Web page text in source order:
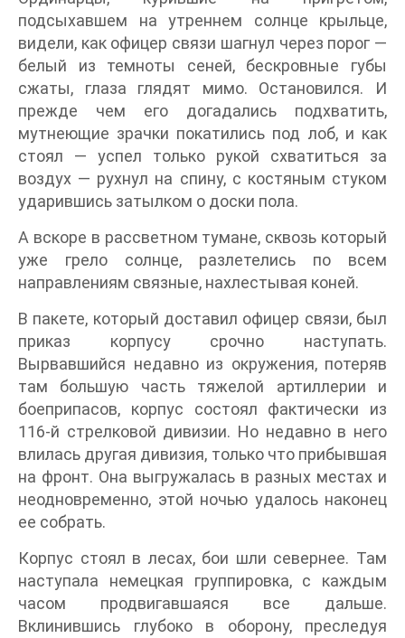
подсыхавшем на утреннем солнце крыльце,
видели, как офицер связи шагнул через порог —
белый из темноты сеней, бескровные губы
сжаты, глаза глядят мимо. Остановился. И
прежде чем его догадались подхватить,
мутнеющие зрачки покатились под лоб, и как
стоял — успел только рукой схватиться за
воздух — рухнул на спину, с костяным стуком
ударившись затылком о доски пола.
А вскоре в рассветном тумане, сквозь который
уже грело солнце, разлетелись по всем
направлениям связные, нахлестывая коней.
В пакете, который доставил офицер связи, был
приказ корпусу срочно наступать.
Вырвавшийся недавно из окружения, потеряв
там большую часть тяжелой артиллерии и
боеприпасов, корпус состоял фактически из
116-й стрелковой дивизии. Но недавно в него
влилась другая дивизия, только что прибывшая
на фронт. Она выгружалась в разных местах и
неодновременно, этой ночью удалось наконец
ее собрать.
Корпус стоял в лесах, бои шли севернее. Там
наступала немецкая группировка, с каждым
часом продвигавшаяся все дальше.
Вклинившись глубоко в оборону, преследуя